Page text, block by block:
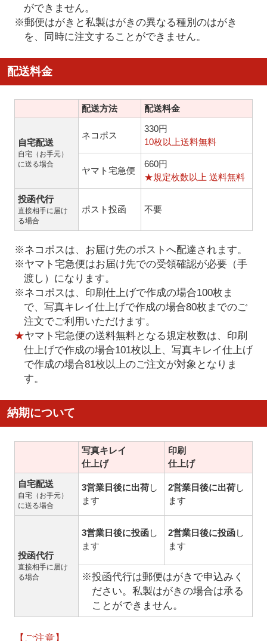
ができません。
※郵便はがきと私製はがきの異なる種別のはがき
を、同時に注文することができません。
配送料金
配送方法 配送料金
自宅配送
自宅（お手元）
に送る場合
ネコポス
330円
10枚以上送料無料
ヤマト宅急便
660円
★規定枚数以上 送料無料
投函代行
直接相手に届け
る場合
ポスト投函 不要
※ネコポスは、お届け先のポストへ配達されます。
※ヤマト宅急便はお届け先での受領確認が必要（手
渡し）になります。
※ネコポスは、印刷仕上げで作成の場合100枚ま
で、写真キレイ仕上げで作成の場合80枚までのご
注文でご利用いただけます。
★ヤマト宅急便の送料無料となる規定枚数は、印刷
仕上げで作成の場合101枚以上、写真キレイ仕上げ
で作成の場合81枚以上のご注文が対象となりま
す。
納期について
写真キレイ
仕上げ
印刷
仕上げ
自宅配送
自宅（お手元）
に送る場合
3営業日後に出荷し
ます
2営業日後に出荷し
ます
投函代行
直接相手に届け
る場合
3営業日後に投函し
ます
2営業日後に投函し
ます
※投函代行は郵便はがきで申込みく
ださい。私製はがきの場合は承る
ことができません。
【ご注意】